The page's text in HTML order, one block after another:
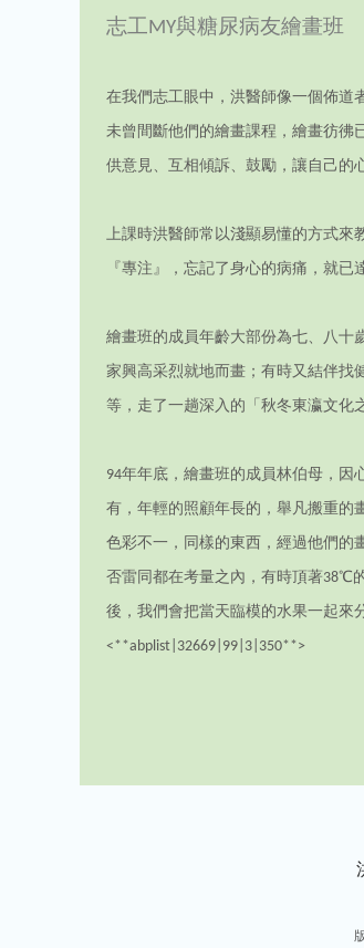
志工MY與糖尿病友繪畫班
在我們志工眼中，洪醫師像一個佈道
未曾間斷他們的繪畫課程，繪畫彷彿
供意見、互相傾訴、鼓勵，讓自己的
上課時洪醫師常以淺顯易懂的方式來
『專注』，忘記了身心的病痛，就已
繪畫班的成員年齡大部份為七、八十
家興高采烈就地而畫；有時又結伴找
等，走了一趟深入的「秋冬東瀛文化
94年年底，繪畫班的成員林伯母，
有，年輕的照顧年長的，舉凡搬重的
色彩不一，同樣的東西，經過他們的
否雷同都在考量之內，有時頂著38℃
後，我們會把當天臨模的水果一起來
<**abplist|32669|99|3|350**>